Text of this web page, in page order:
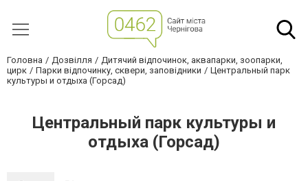
Головна Дозвілля
Дитячий відпочинок, аквапарки, зоопарки,
цирк
Парки відпочинку, сквери, заповідники
Центральный парк
культуры и отдыха (Горсад)
Центральный парк культуры и
отдыха (Горсад)